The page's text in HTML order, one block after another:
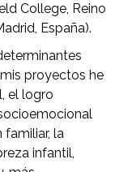
College, Reino
España).
proyectos he
el logro
la
infantil,